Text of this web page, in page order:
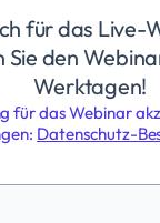
für das Live-
Sie den
Werktagen!
für das Webinar
Datenschutz-